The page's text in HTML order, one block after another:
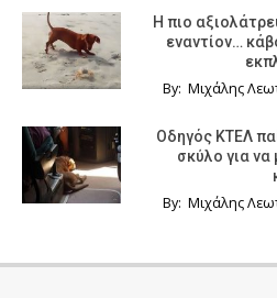
Η πιο
εναντίον…
By: Μιχάλης
Οδηγός KTΕΛ
σκύλο για
By: Μιχάλης